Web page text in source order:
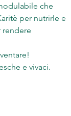
che
per nutrirle e
e vivaci.